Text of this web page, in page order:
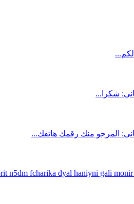
شكرا...
المرجو منك رقمك هاتفك...
n5dm fcharika dyal haniyni gali monir